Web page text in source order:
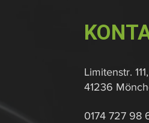
Limitenstr. 111,
41236
0174 727 98